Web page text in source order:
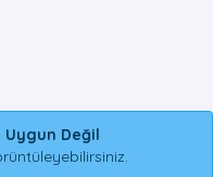
Uygun Değil